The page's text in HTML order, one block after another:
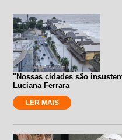
"Nossas cidades são
Luciana Ferrara
LER MAIS